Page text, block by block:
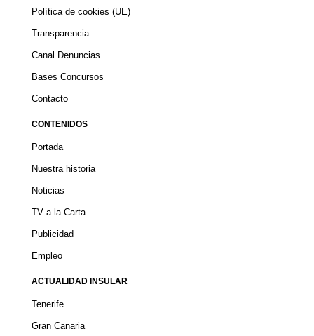
Política de cookies (UE)
Transparencia
Canal Denuncias
Bases Concursos
Contacto
CONTENIDOS
Portada
Nuestra historia
Noticias
TV a la Carta
Publicidad
Empleo
ACTUALIDAD INSULAR
Tenerife
Gran Canaria